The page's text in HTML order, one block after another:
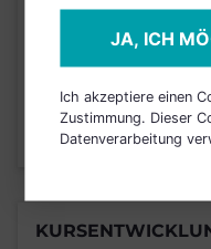
JA, ICH
Ich akzeptiere einen
Zustimmung. Dieser
Datenverarbeitung